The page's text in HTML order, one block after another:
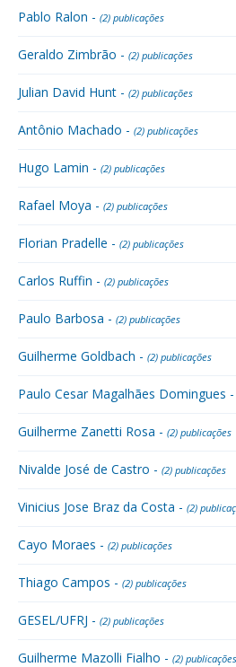
Pablo Ralon - (2) publicações
Geraldo Zimbrão - (2) publicações
Julian David Hunt - (2) publicações
Antônio Machado - (2) publicações
Hugo Lamin - (2) publicações
Rafael Moya - (2) publicações
Florian Pradelle - (2) publicações
Carlos Ruffin - (2) publicações
Paulo Barbosa - (2) publicações
Guilherme Goldbach - (2) publicações
Paulo Cesar Magalhães Domingues -
Guilherme Zanetti Rosa - (2) publicações
Nivalde José de Castro - (2) publicações
Vinicius Jose Braz da Costa - (2)
Cayo Moraes - (2) publicações
Thiago Campos - (2) publicações
GESEL/UFRJ - (2) publicações
Guilherme Mazolli Fialho - (2) publicações